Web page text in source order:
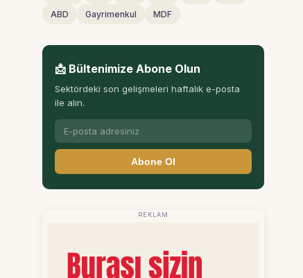
ABD
Gayrimenkul MDF
📩 Bültenimize Abone Olun
Sektördeki son gelişmeleri haftalık e-posta
ile alın.
Abone Ol
REKLAM